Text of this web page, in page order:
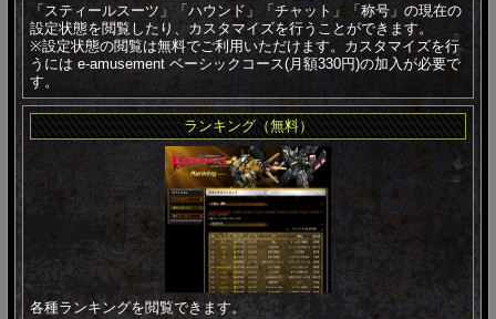
「スティールスーツ」「ハウンド」「チャット」「称号」の現在の
設定状態を閲覧したり、カスタマイズを行うことができます。
※設定状態の閲覧は無料でご利用いただけます。カスタマイズを行
うには e-amusement ベーシックコース(月額330円)の加入が必要で
す。
ランキング（無料）
各種ランキングを閲覧できます。